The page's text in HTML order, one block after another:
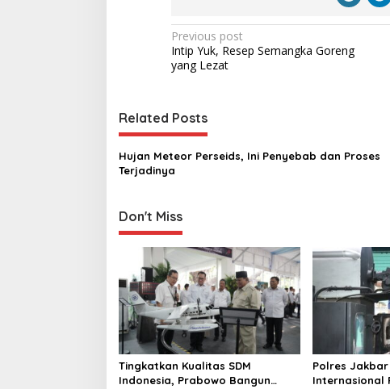
P
o
t
n
a
v
g
a
t
i
o
n
Previous post
Intip Yuk, Resep Semangka Goreng
yang Lezat
Related Posts
Hujan Meteor Perseids, Ini Penyebab dan Proses
Terjadinya
Don't Miss
Tingkatkan Kualitas SDM
Indonesia, Prabowo Bangun
Polres
Internasional